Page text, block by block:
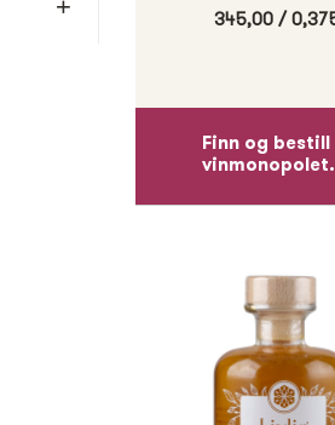
Finn og bestill
345,00 /